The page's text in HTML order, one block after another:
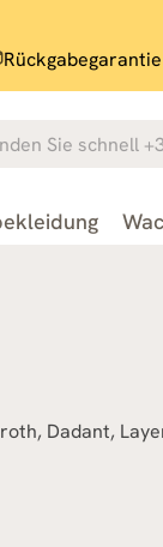
Rückgabegarantie
Dadant,